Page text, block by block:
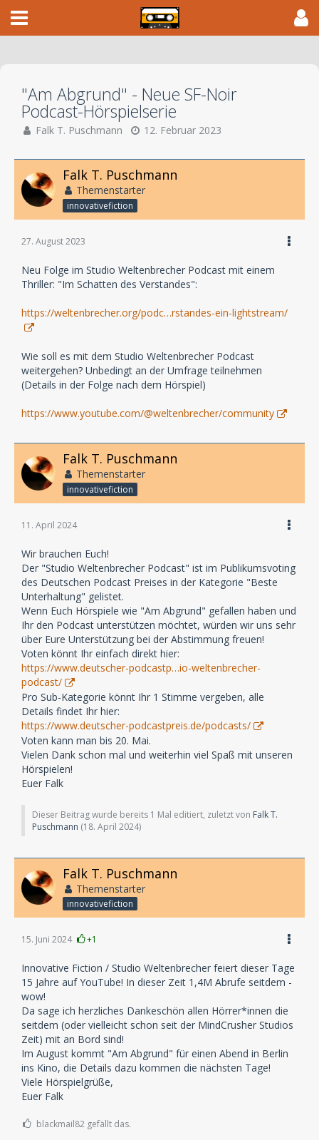
"Am Abgrund" - Neue SF-Noir
Podcast-Hörspielserie
Falk T. Puschmann 12. Februar 2023
Falk T. Puschmann
Themenstarter
innovativefiction
27. August 2023
Neu Folge im Studio Weltenbrecher Podcast mit einem
Thriller: "Im Schatten des Verstandes":
https://weltenbrecher.org/podc…rstandes-ein-lightstream/
Wie soll es mit dem Studio Weltenbrecher Podcast
weitergehen? Unbedingt an der Umfrage teilnehmen
(Details in der Folge nach dem Hörspiel)
https://www.youtube.com/@weltenbrecher/community
Falk T. Puschmann
Themenstarter
innovativefiction
11. April 2024
Wir brauchen Euch!
Der "Studio Weltenbrecher Podcast" ist im Publikumsvoting
des Deutschen Podcast Preises in der Kategorie "Beste
Unterhaltung" gelistet.
Wenn Euch Hörspiele wie "Am Abgrund" gefallen haben und
Ihr den Podcast unterstützen möchtet, würden wir uns sehr
über Eure Unterstützung bei der Abstimmung freuen!
Voten könnt Ihr einfach direkt hier:
https://www.deutscher-podcastp…io-weltenbrecher-
podcast/
Pro Sub-Kategorie könnt Ihr 1 Stimme vergeben, alle
Details findet Ihr hier:
https://www.deutscher-podcastpreis.de/podcasts/
Voten kann man bis 20. Mai.
Vielen Dank schon mal und weiterhin viel Spaß mit unseren
Hörspielen!
Euer Falk
Dieser Beitrag wurde bereits 1 Mal editiert, zuletzt von Falk T.
Puschmann (18. April 2024)
Falk T. Puschmann
Themenstarter
innovativefiction
15. Juni 2024 +1
Innovative Fiction / Studio Weltenbrecher feiert dieser Tage
15 Jahre auf YouTube! In dieser Zeit 1,4M Abrufe seitdem -
wow!
Da sage ich herzliches Dankeschön allen Hörrer*innen die
seitdem (oder vielleicht schon seit der MindCrusher Studios
Zeit) mit an Bord sind!
Im August kommt "Am Abgrund" für einen Abend in Berlin
ins Kino, die Details dazu kommen die nächsten Tage!
Viele Hörspielgrüße,
Euer Falk
blackmail82 gefällt das.